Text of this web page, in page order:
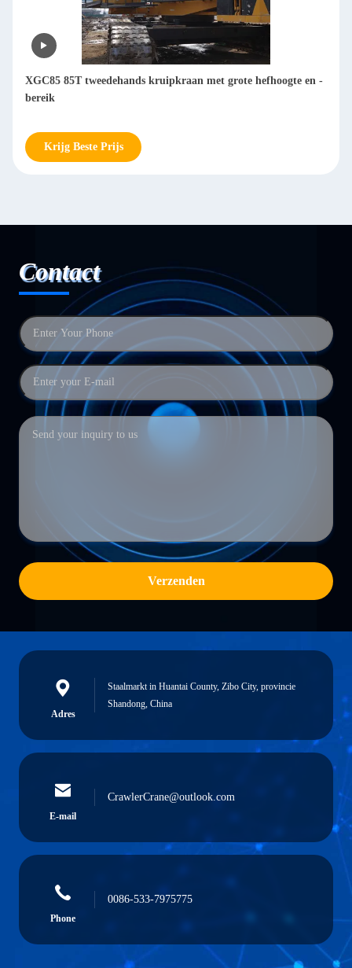
XGC85 85T tweedehands kruipkraan met grote hefhoogte en -
bereik
Krijg Beste Prijs
Contact
Verzenden
Adres
Staalmarkt in Huantai County, Zibo City, provincie
Shandong, China
E-mail
CrawlerCrane@outlook.com
Phone
0086-533-7975775